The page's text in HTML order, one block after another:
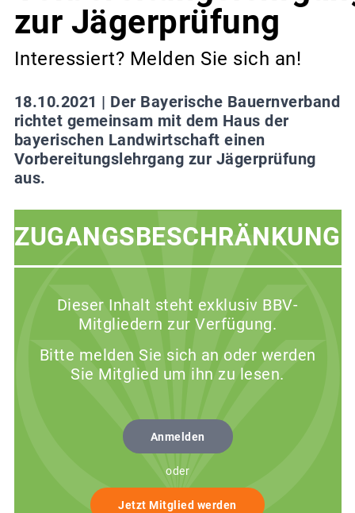
zur Jägerprüfung
Interessiert? Melden Sie sich an!
18.10.2021 | Der Bayerische Bauernverband
richtet gemeinsam mit dem Haus der
bayerischen Landwirtschaft einen
Vorbereitungslehrgang zur Jägerprüfung
aus.
ZUGANGSBESCHRÄNKUNG
Dieser Inhalt steht exklusiv BBV-
Mitgliedern zur Verfügung.
Bitte melden Sie sich an oder werden
Sie Mitglied um ihn zu lesen.
Anmelden
oder
Jetzt Mitglied werden